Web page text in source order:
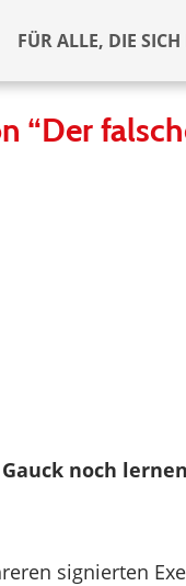
FÜR ALLE, DIE
“Der
noch
signierten